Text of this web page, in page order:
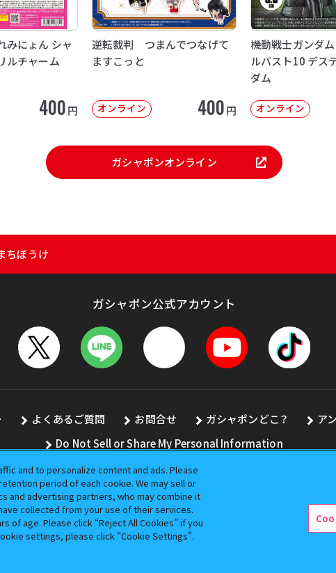
みにょん シャ
ルチャーム
400円
逆転裁判 つまんでつなげて
ますこっと
オンライン 400円
機動戦士ガンダ
ルバスト10 デス
ダム
オンライン
ガシャポンオンライン
ちぼうけ
ガシャポン公式アカウント
よくあるご質問 お問合せ ガシャポンどこ？ ア
Do Not Sell or Share My Personal Information
ての画像、文章、データの無断転用、転載をお断りします。
ンダイの登録商標です。
and to personalize content and ads. Please
period of each cookie. We may sell or
and advertising partners, who may combine it
collected from your use of their services.
of age. Please click “Reject All Cookies” if you
settings, please click “Cookie Settings”.